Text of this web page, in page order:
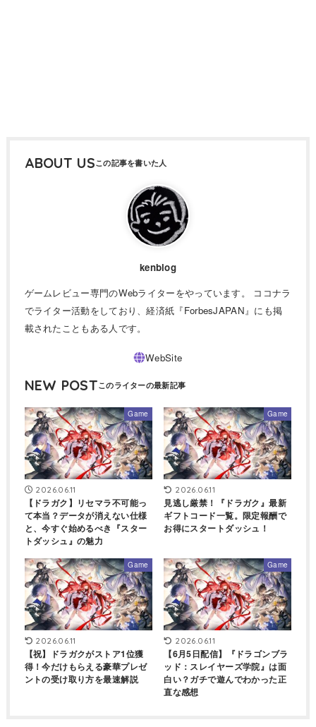
ABOUT US
kenblog
ゲームレビュー専門のWebライターをやっています。 ココナラ
でライター活動をしており、経済紙『ForbesJAPAN』にも掲
載されたこともある人です。
NEW POST
Game
2026.06.11
【ドラガク】リセマラ不可能っ
て本当？データが消えない仕様
と、今すぐ始めるべき『スター
トダッシュ』の魅力
Game
2026.06.11
見逃し厳禁！『ドラガク』最新
ギフトコード一覧。限定報酬で
お得にスタートダッシュ！
Game
2026.06.11
【祝】ドラガクがストア1位獲
得！今だけもらえる豪華プレゼ
ントの受け取り方を最速解説
Game
2026.06.11
【6月5日配信】『ドラゴンブラ
ッド：スレイヤーズ学院』は面
白い？ガチで遊んでわかった正
直な感想